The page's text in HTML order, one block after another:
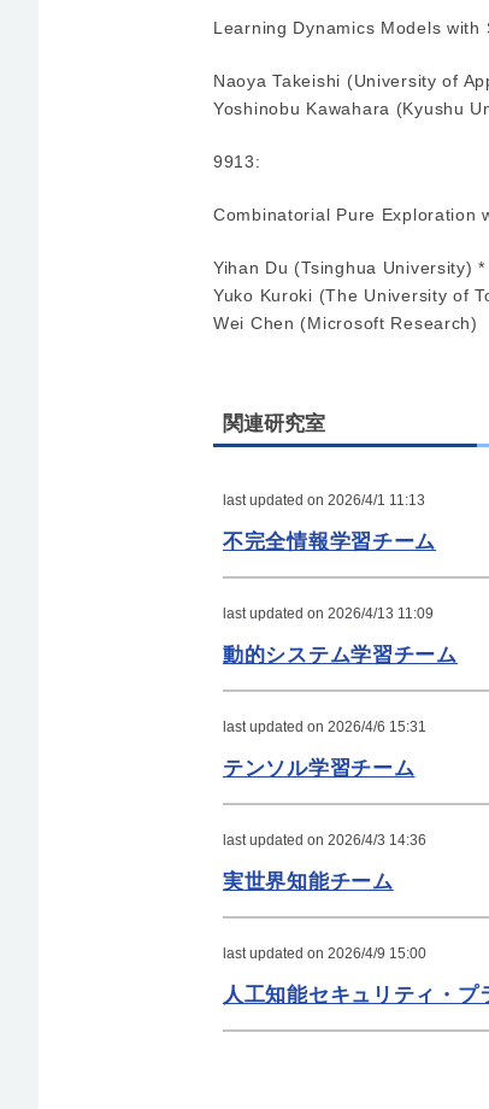
Learning Dynamics Models with
Naoya Takeishi (University of
Yoshinobu Kawahara (Kyushu
9913:
Combinatorial Pure Exploration
Yihan Du (Tsinghua University) *
Yuko Kuroki (The University of
Wei Chen (Microsoft Research)
関連研究室
last updated on 2026/4/1 11:13
不完全情報学習チーム
last updated on 2026/4/13 11:09
動的システム学習チーム
last updated on 2026/4/6 15:31
テンソル学習チーム
last updated on 2026/4/3 14:36
実世界知能チーム
last updated on 2026/4/9 15:00
人工知能セキュリティ・プ